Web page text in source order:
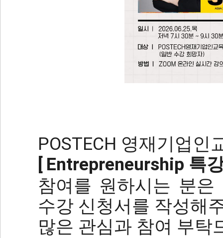
POSTECH 영재기업인
[ Entrepreneurship 특
참여를 원하시는 분
수강 신청서를 작성해
많은 관심과 참여 부탁